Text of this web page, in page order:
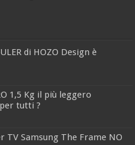
di HOZO Design è
1,5 Kg il più leggero
tutti ?
TV Samsung The Frame NO